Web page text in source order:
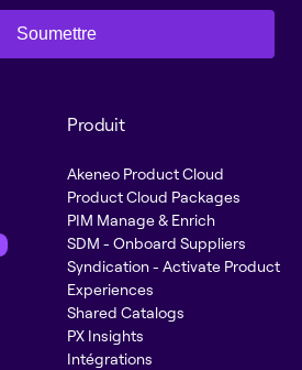
Soumettre
Produit
Akeneo Product Cloud
Product Cloud Packages
PIM Manage & Enrich
SDM - Onboard Suppliers
Syndication - Activate Product
Experiences
Shared Catalogs
PX Insights
Intégrations